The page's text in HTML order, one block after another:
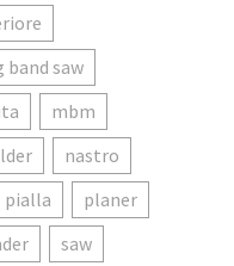
band saw
mbm
nastro
pialla
planer
saw